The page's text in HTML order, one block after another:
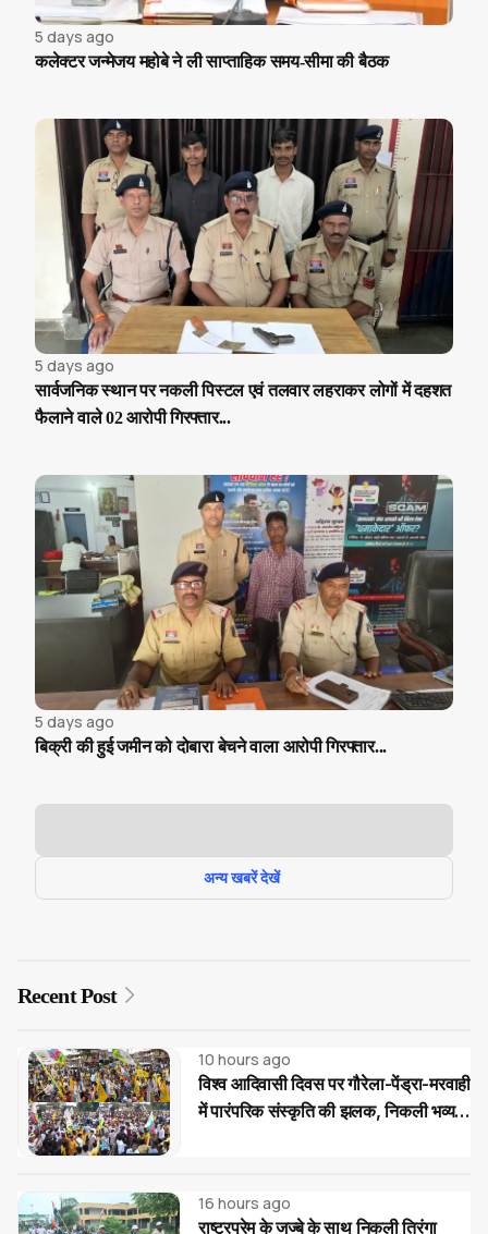
5 days ago
कलेक्टर जन्मेजय महोबे ने ली साप्ताहिक समय-सीमा की बैठक
5 days ago
सार्वजनिक स्थान पर नकली पिस्टल एवं तलवार लहराकर लोगों में दहशत
फैलाने वाले 02 आरोपी गिरफ्तार...
5 days ago
बिक्री की हुई जमीन को दोबारा बेचने वाला आरोपी गिरफ्तार...
अन्य खबरें देखें
Recent Post
10 hours ago
विश्व आदिवासी दिवस पर गौरेला-पेंड्रा-मरवाही
में पारंपरिक संस्कृति की झलक, निकली भव्य
16 hours ago
राष्ट्रप्रेम के जज्बे के साथ निकली तिरंगा